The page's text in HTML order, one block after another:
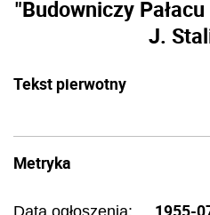
"Budowniczy
J.
Tekst pierwotny
Metryka
Data ogłoszenia: 1955-